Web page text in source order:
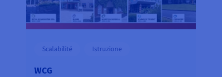
Scalabilité Istruzione
WCG